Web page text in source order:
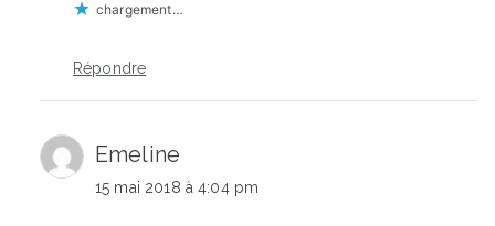
chargement…
Répondre
Emeline
15 mai 2018 à 4:04 pm